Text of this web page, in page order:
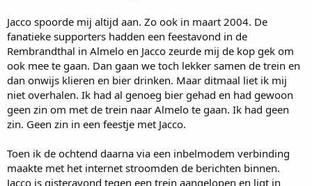
Jacco spoorde mij altijd aan. Zo ook in maart 2004. De
fanatieke supporters hadden een feestavond in de
Rembrandthal in Almelo en Jacco zeurde mij de kop gek om
ook mee te gaan. Dan gaan we toch lekker samen de trein en
dan onwijs klieren en bier drinken. Maar ditmaal liet ik mij
niet overhalen. Ik had al genoeg bier gehad en had gewoon
geen zin om met de trein naar Almelo te gaan. Ik had geen
zin. Geen zin in een feestje met Jacco.
Toen ik de ochtend daarna via een inbelmodem verbinding
maakte met het internet stroomden de berichten binnen.
Jacco is gisteravond tegen een trein aangelopen en ligt in